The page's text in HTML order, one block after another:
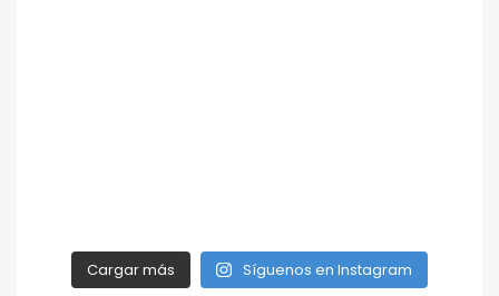
Cargar más Síguenos en Instagram